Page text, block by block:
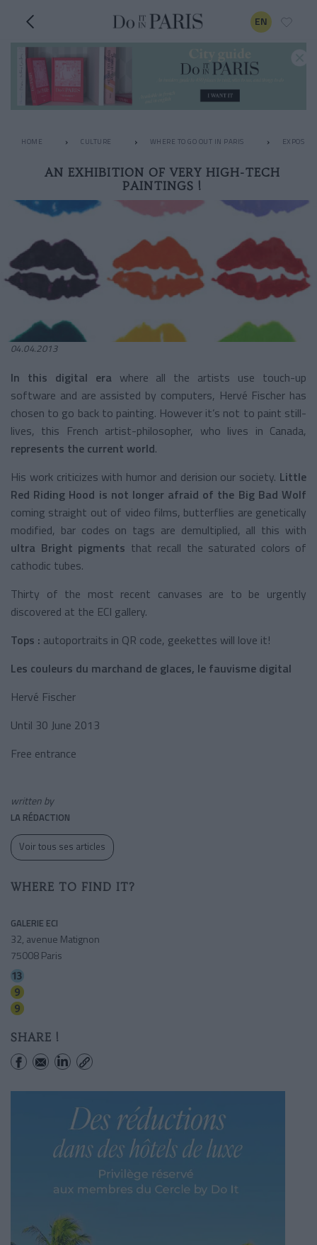
EN
HOME CULTURE WHERE TO GO OUT IN PARIS EXPOS
AN EXHIBITION OF VERY HIGH-TECH
PAINTINGS !
04.04.2013
In this digital era where all the artists use touch-up
software and are assisted by computers, Hervé Fischer has
chosen to go back to painting. However it’s not to paint still-
lives, this French artist-philosopher, who lives in Canada,
represents the current world.
His work criticizes with humor and derision our society. Little
Red Riding Hood is not longer afraid of the Big Bad Wolf
coming straight out of video films, butterflies are genetically
modified, bar codes on tags are demultiplied, all this with
ultra Bright pigments that recall the saturated colors of
cathodic tubes.
Thirty of the most recent canvases are to be urgently
discovered at the ECI gallery.
Tops : autoportraits in QR code, geekettes will love it!
Les couleurs du marchand de glaces, le fauvisme digital
Hervé Fischer
Until 30 June 2013
Free entrance
written by
LA RÉDACTION
Voir tous ses articles
WHERE TO FIND IT?
GALERIE ECI
32, avenue Matignon
75008 Paris
SHARE !